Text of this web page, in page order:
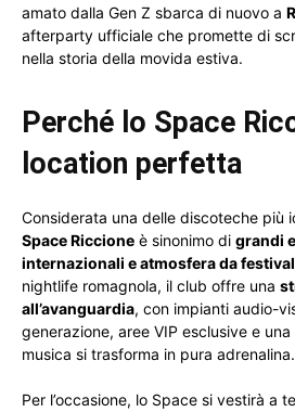
amato dalla Gen Z sbarca di nuovo a
afterparty ufficiale che promette di
nella storia della movida estiva.
Perché lo Space
location perfetta
Considerata una delle discoteche più
Space Riccione è sinonimo di grandi
internazionali e atmosfera da festival
nightlife romagnola, il club offre una
all’avanguardia, con impianti audio-
generazione, aree VIP esclusive e
musica si trasforma in pura adrenalina.
Per l’occasione, lo Space si vestirà a